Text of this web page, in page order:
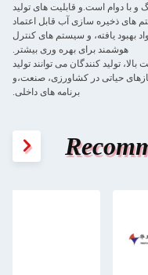
و با دوام است.و قابلیت های تولید
های ذخیره سازی آب قابل اعتماد
بهبود یافته، و سیستم های کنترل
هوشمند برای بهره وری بیشتر.
تولید کنندگان می توانند تولید
حیاتی در کشاورزی، صنعت،و
برنامه های داخلی.